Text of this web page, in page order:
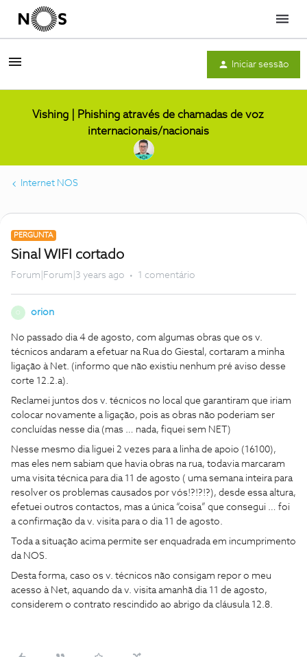
Menu
Iniciar sessão
Vishing | Phishing através de chamadas de voz
internacionais/nacionais
Internet NOS
PERGUNTA
Sinal WIFI cortado
Forum|Forum|3 years ago 1 comentário
orion
No passado dia 4 de agosto, com algumas obras que os v.
técnicos andaram a efetuar na Rua do Giestal, cortaram a minha
ligação à Net. (informo que não existiu nenhum pré aviso desse
corte 12.2.a).
Reclamei juntos dos v. técnicos no local que garantiram que iriam
colocar novamente a ligação, pois as obras não poderiam ser
concluídas nesse dia (mas … nada, fiquei sem NET)
Nesse mesmo dia liguei 2 vezes para a linha de apoio (16100),
mas eles nem sabiam que havia obras na rua, todavia marcaram
uma visita técnica para dia 11 de agosto ( uma semana inteira para
resolver os problemas causados por vós!?!?!?), desde essa altura,
efetuei outros contactos, mas a única “coisa” que consegui … foi
a confirmação da v. visita para o dia 11 de agosto.
Toda a situação acima permite ser enquadrada em incumprimento
da NOS.
Desta forma, caso os v. técnicos não consigam repor o meu
acesso à Net, aquando da v. visita amanhã dia 11 de agosto,
considerem o contrato rescindido ao abrigo da cláusula 12.8.